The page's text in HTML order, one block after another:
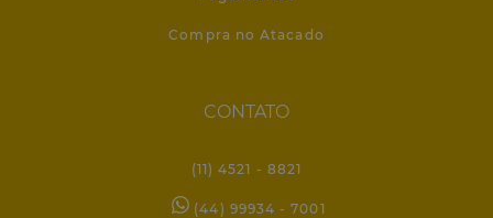
Compra no Atacado
CONTATO
(11) 4521 - 8821
(44) 99934 - 7001